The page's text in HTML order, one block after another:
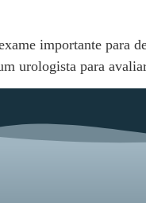
importante para
urologista para